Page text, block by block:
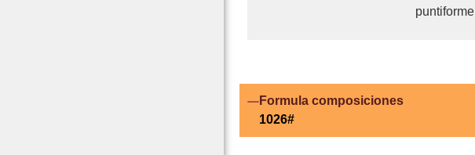
puntiforme
Formula composiciones
1026#